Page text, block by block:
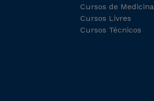
Cursos de Medicina
Cursos Livres
Cursos Técnicos